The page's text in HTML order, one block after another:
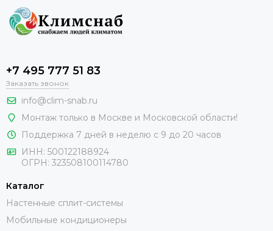
+7 495 777 51 83
Заказать звонок
info@clim-snab.ru
Монтаж только в Москве и Московской области!
Поддержка 7 дней в неделю с 9 до 20 часов
ИНН: 500122188924
ОГРН: 323508100114780
Каталог
Настенные сплит-системы
Мобильные кондиционеры